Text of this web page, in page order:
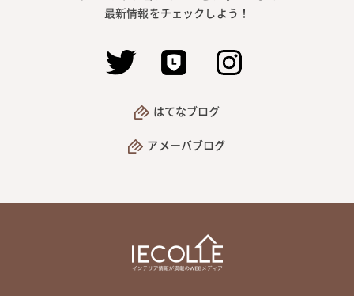
最新情報をチェックしよう！
はてなブログ
アメーバブログ